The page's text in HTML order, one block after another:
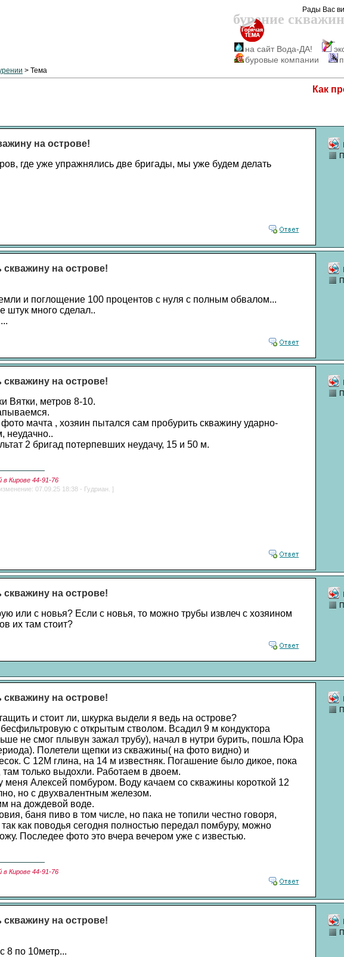
бурение
Рады Вас
на сайт Вода-ДА!
буровые компании
> Тема
Как
на острове!
где уже упражнялись две бригады, мы уже будем делать
скважину на острове!
и поглощение 100 процентов с нуля с полным обвалом...
штук много сделал..
скважину на острове!
Вятки, метров 8-10.
мачта , хозяин пытался сам пробурить скважину ударно-
неудачно..
2 бригад потерпевших неудачу, 15 и 50 м.
Кирове 44-91-76
07.09.25 18:38 - Гудриан. ]
скважину на острове!
или с новья? Если с новья, то можно трубы извлеч с хозяином
их там стоит?
скважину на острове!
и стоит ли, шкурка выдели я ведь на острове?
с открытым стволом. Всадил 9 м кондуктора
не смог плывун зажал трубу), начал в нутри бурить, пошла Юра
Полетели щепки из скважины( на фото видно) и
С 12М глина, на 14 м известняк. Погашение было дикое, пока
только выдохли. Работаем в двоем.
меня Алексей помбуром. Воду качаем со скважины короткой 12
но с двухвалентным железом.
на дождевой воде.
баня пиво в том числе, но пака не топили честно говоря,
как поводья сегодня полностью передал помбуру, можно
Последее фото это вчера вечером уже с известью.
Кирове 44-91-76
скважину на острове!
8 по 10метр...